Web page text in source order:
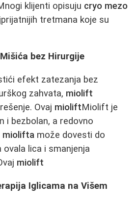
klijenti opisuju cryo mezo
tretmana koje su
bez Hirurgije
efekt zatezanja bez
zahvata, miolift
Ovaj mioliftMiolift je
i bezbolan, a redovno
miolifta može dovesti do
lica i smanjenja
miolift
Iglicama na Višem